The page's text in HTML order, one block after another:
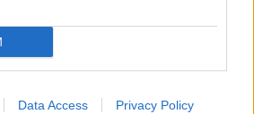
Data Access Privacy Policy